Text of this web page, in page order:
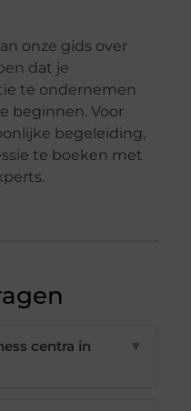
onze gids over
dat je
te ondernemen
beginnen. Voor
begeleiding,
te boeken met
centra in
▼